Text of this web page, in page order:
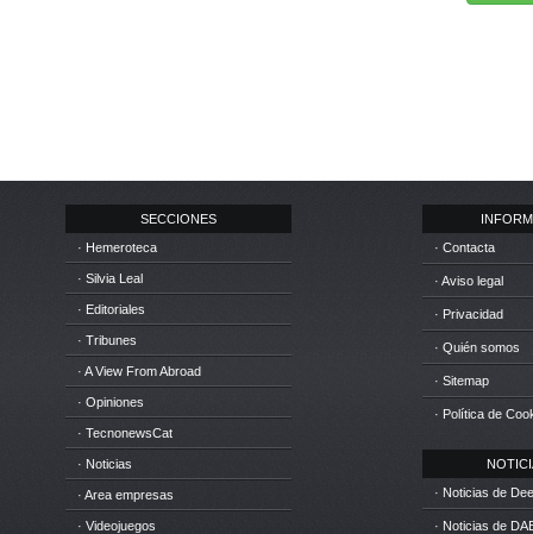
SECCIONES
· Hemeroteca
· Silvia Leal
· Editoriales
· Tribunes
· A View From Abroad
· Opiniones
· TecnonewsCat
· Noticias
· Area empresas
· Videojuegos
· Contacta
· Aviso legal
· Privacidad
· Quién somos
· Sitemap
· Política de
· Noticias de
· Noticias de